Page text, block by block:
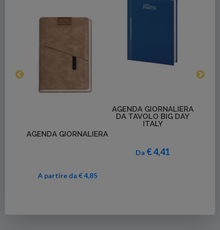
Dettagli
AGENDA GIORNALIERA
A partire da € 4,85
Dettagli
AGENDA GIORNALIERA
DA TAVOLO BIG DAY
ITALY
Da € 4,41